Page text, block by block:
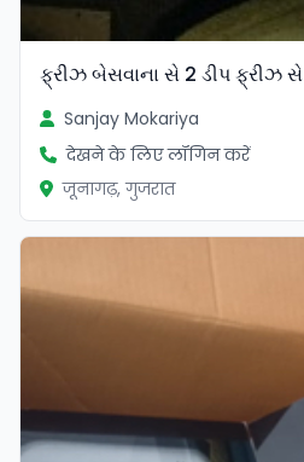
ફ્રીઝ બેસવાના સે 2 ડીપ ફ્રીઝ સે
Sanjay Mokariya
देखने के लिए लॉगिन करें
जूनागढ़, गुजरात